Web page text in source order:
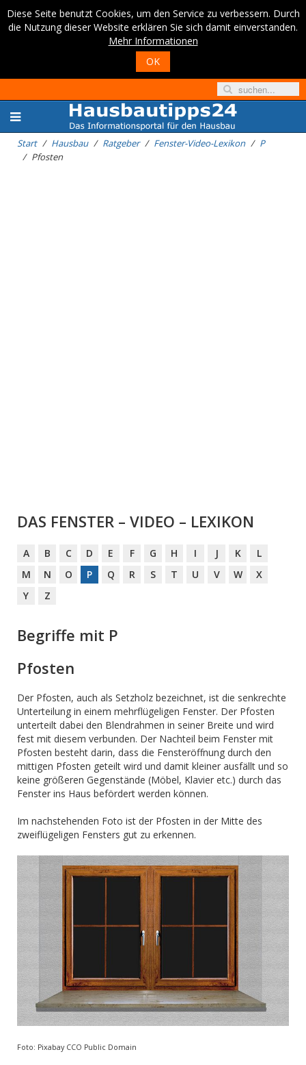
Diese Seite benutzt Cookies, um den Service zu verbessern. Durch
die Nutzung dieser Website erklären Sie sich damit einverstanden.
Mehr Informationen
OK
Start Hausbau Ratgeber Fenster-Video-Lexikon
P
Pfosten
DAS FENSTER – VIDEO – LEXIKON
A B C D E F G H I J K
L
M
N O P Q R S T U V W
X
Y
Z
Begriffe mit P
Pfosten
Der Pfosten, auch als Setzholz bezeichnet, ist die senkrechte
Unterteilung in einem mehrflügeligen Fenster. Der Pfosten
unterteilt dabei den Blendrahmen in seiner Breite und wird
fest mit diesem verbunden. Der Nachteil beim Fenster mit
Pfosten besteht darin, dass die Fensteröffnung durch den
mittigen Pfosten geteilt wird und damit kleiner ausfällt und so
keine größeren Gegenstände (Möbel, Klavier etc.) durch das
Fenster ins Haus befördert werden können.
Im nachstehenden Foto ist der Pfosten in der Mitte des
zweiflügeligen Fensters gut zu erkennen.
Foto: Pixabay CCO Public Domain